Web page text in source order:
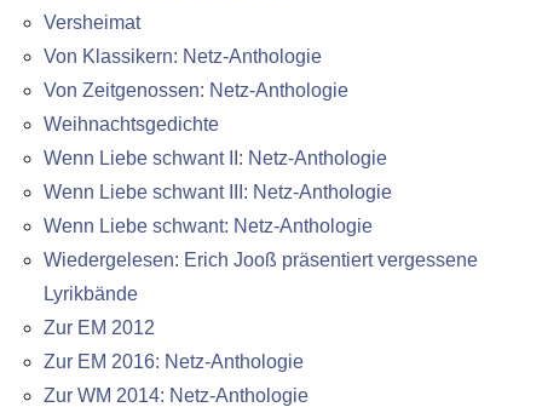
Versheimat
Von Klassikern: Netz-Anthologie
Von Zeitgenossen: Netz-Anthologie
Weihnachtsgedichte
Wenn Liebe schwant II: Netz-Anthologie
Wenn Liebe schwant III: Netz-Anthologie
Wenn Liebe schwant: Netz-Anthologie
Wiedergelesen: Erich Jooß präsentiert vergessene
Lyrikbände
Zur EM 2012
Zur EM 2016: Netz-Anthologie
Zur WM 2014: Netz-Anthologie